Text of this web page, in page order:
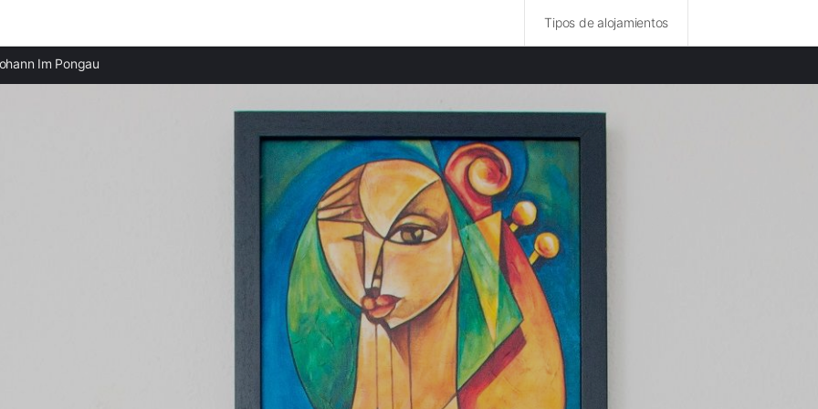
Tipos de alojamientos
Casas rurales en Bischofshofen
Casas rurales en Werfenweng
Casas rurales en Hallein provincia
Casas rurales en Salzburgo provincia
Casas rurales en Lienz provincia
Casas rurales en Liezen provincia
Casas rurales en Distrito de Kufstein provincia
Casas rurales en Feldkirchen provincia
Im Pongau